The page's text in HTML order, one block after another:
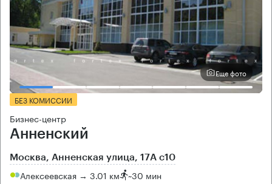
Еще фото
БЕЗ КОМИССИИ
Бизнес-центр
Анненский
Москва, Анненская улица, 17А с10
Алексеевская → 3.01 км ~30 мин